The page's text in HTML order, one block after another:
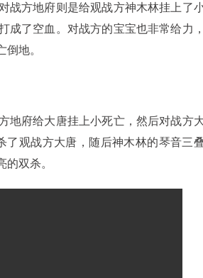
方地府则是给观战方神木林挂上了
成了空血。对战方的宝宝也非常给力
地。
府给大唐挂上小死亡，然后对战方
了观战方大唐，随后神木林的琴音三
双杀。